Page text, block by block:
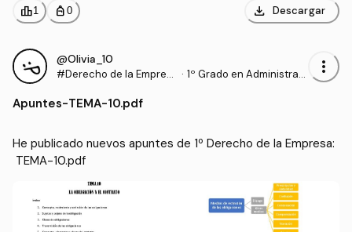
leaderboard1 personal_bag 0 download Descargar
@Olivia_10
#Derecho de la Empres
· 1º Grado en Administraci
more_vert
Apuntes-TEMA-10.pdf
He publicado nuevos apuntes de 1º Derecho de la Empresa:
TEMA-10.pdf